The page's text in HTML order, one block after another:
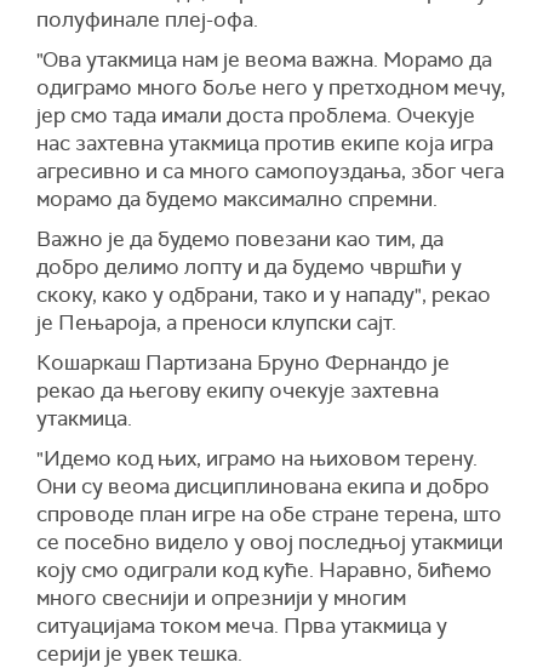
полуфинале плеј-офа.
"Ова утакмица нам је веома важна. Морамо да
одиграмо много боље него у претходном мечу,
јер смо тада имали доста проблема. Очекује
нас захтевна утакмица против екипе која игра
агресивно и са много самопоуздања, због чега
морамо да будемо максимално спремни.
Важно је да будемо повезани као тим, да
добро делимо лопту и да будемо чвршћи у
скоку, како у одбрани, тако и у нападу", рекао
је Пењароја, а преноси клупски сајт.
Кошаркаш Партизана Бруно Фернандо је
рекао да његову екипу очекује захтевна
утакмица.
"Идемо код њих, играмо на њиховом терену.
Они су веома дисциплинована екипа и добро
спроводе план игре на обе стране терена, што
се посебно видело у овој последњој утакмици
коју смо одиграли код куће. Наравно, бићемо
много свеснији и опрезнији у многим
ситуацијама током меча. Прва утакмица у
серији је увек тешка.